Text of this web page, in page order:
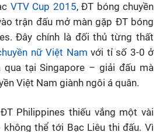
VTV Cup 2015, ĐT bóng chuyền
trận đấu mở màn gặp ĐT bóng
Đây chính là đối thủ từng thất
nữ Việt Nam với tỉ số 3-0 ở
qua tại Singapore – giải đấu mà
Việt Nam giành ngôi á quân.
Philippines thiếu vắng một vài
thể tới Bạc Liêu thi đấu. Vì